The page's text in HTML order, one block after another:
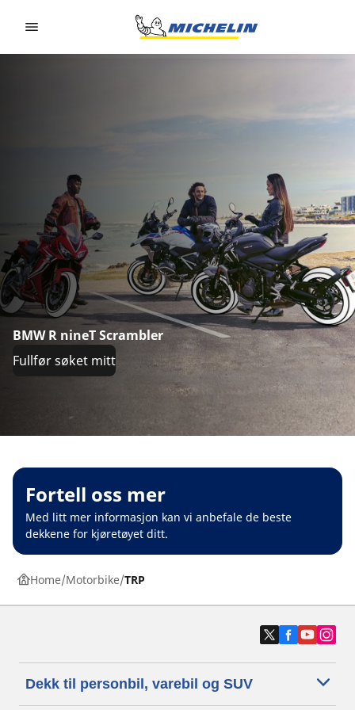
BMW R nineT Scrambler
Fullfør søket mitt
Fortell oss mer
Med litt mer informasjon kan vi anbefale de beste
dekkene for kjøretøyet ditt.
Home Motorbike TRP
Dekk til personbil, varebil og SUV